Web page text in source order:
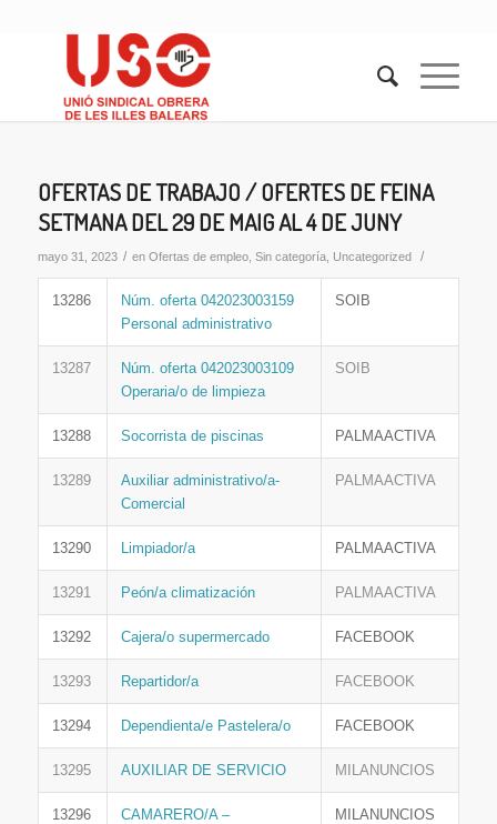
OFERTAS DE TRABAJO / OFERTES DE FEINA
SETMANA DEL 29 DE MAIG AL 4 DE JUNY
mayo 31, 2023 / en Ofertas de empleo, Sin categoría, Uncategorized /
13286
Núm. oferta 042023003159
Personal administrativo
SOIB
13287
Núm. oferta 042023003109
Operaria/o de limpieza
SOIB
13288 Socorrista de piscinas PALMAACTIVA
13289
Auxiliar administrativo/a-
Comercial
PALMAACTIVA
13290 Limpiador/a PALMAACTIVA
13291 Peón/a climatización PALMAACTIVA
13292 Cajera/o supermercado FACEBOOK
13293 Repartidor/a FACEBOOK
13294 Dependienta/e Pastelera/o FACEBOOK
13295 AUXILIAR DE SERVICIO MILANUNCIOS
13296
CAMARERO/A –
MILANUNCIOS